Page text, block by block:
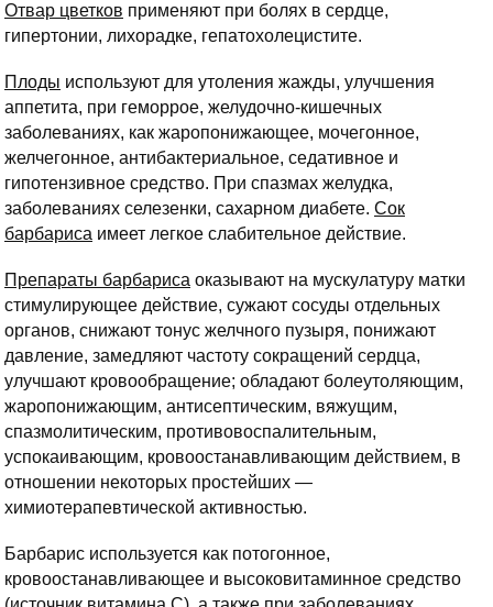
Отвар цветков применяют при болях в сердце,
гипертонии, лихорадке, гепатохолецистите.
Плоды используют для утоления жажды, улучшения
аппетита, при геморрое, желудочно-кишечных
заболеваниях, как жаропонижающее, мочегонное,
желчегонное, антибактериальное, седативное и
гипотензивное средство. При спазмах желудка,
заболеваниях селезенки, сахарном диабете. Сок
барбариса имеет легкое слабительное действие.
Препараты барбариса оказывают на мускулатуру матки
стимулирующее действие, сужают сосуды отдельных
органов, снижают тонус желчного пузыря, понижают
давление, замедляют частоту сокращений сердца,
улучшают кровообращение; обладают болеутоляющим,
жаропонижающим, антисептическим, вяжущим,
спазмолитическим, противовоспалительным,
успокаивающим, кровоостанавливающим действием, в
отношении некоторых простейших —
химиотерапевтической активностью.
Барбарис используется как потогонное,
кровоостанавливающее и высоковитаминное средство